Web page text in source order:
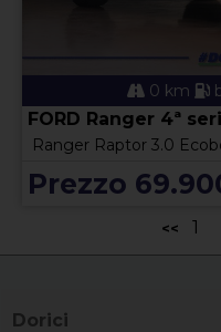
0 km
FORD Ranger 4ª
Ranger Raptor 3.0
Prezzo
<< 1
Dorici